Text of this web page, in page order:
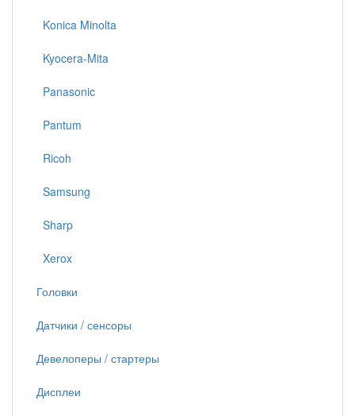
Konica Minolta
Kyocera-Mita
Panasonic
Pantum
Ricoh
Samsung
Sharp
Xerox
Головки
Датчики / сенсоры
Девелоперы / стартеры
Дисплеи